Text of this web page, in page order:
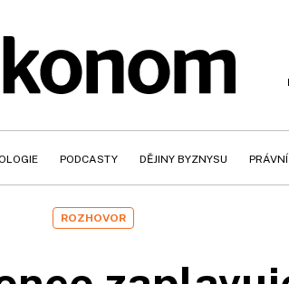
PODCASTY DĚJINY BYZNYSU
ROZHOVOR